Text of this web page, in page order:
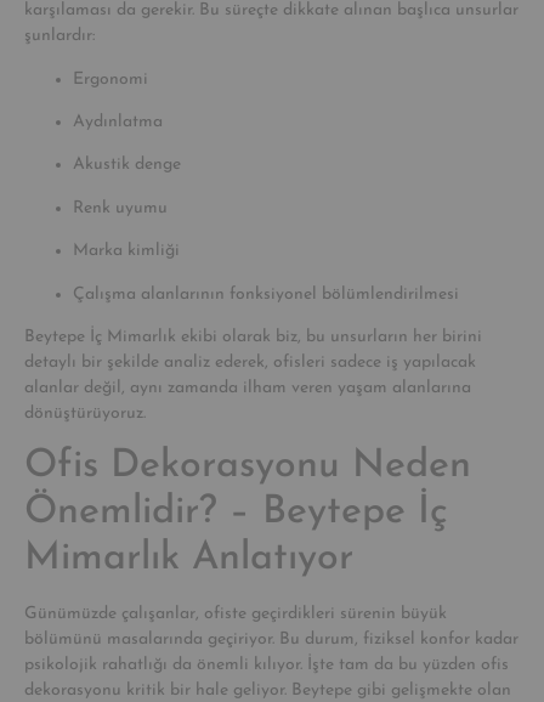
karşılaması da gerekir. Bu süreçte dikkate alınan başlıca unsurlar
şunlardır:
Ergonomi
Aydınlatma
Akustik denge
Renk uyumu
Marka kimliği
Çalışma alanlarının fonksiyonel bölümlendirilmesi
Beytepe İç Mimarlık ekibi olarak biz, bu unsurların her birini
detaylı bir şekilde analiz ederek, ofisleri sadece iş yapılacak
alanlar değil, aynı zamanda ilham veren yaşam alanlarına
dönüştürüyoruz.
Ofis Dekorasyonu Neden
Önemlidir? – Beytepe İç
Mimarlık Anlatıyor
Günümüzde çalışanlar, ofiste geçirdikleri sürenin büyük
bölümünü masalarında geçiriyor. Bu durum, fiziksel konfor kadar
psikolojik rahatlığı da önemli kılıyor. İşte tam da bu yüzden ofis
dekorasyonu kritik bir hale geliyor. Beytepe gibi gelişmekte olan